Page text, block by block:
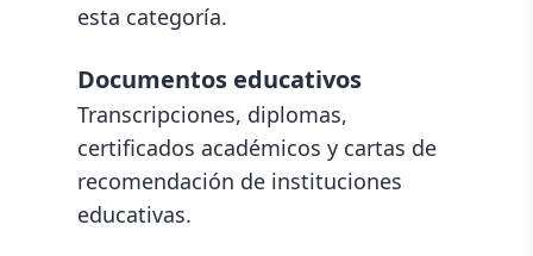
esta categoría.
Documentos educativos
Transcripciones, diplomas,
certificados académicos y cartas de
recomendación de instituciones
educativas.